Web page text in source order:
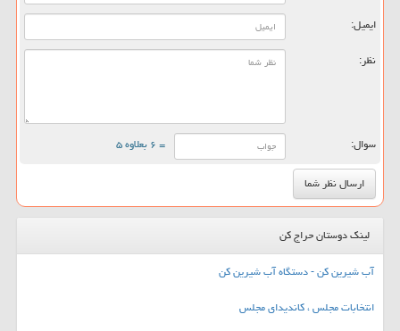
ایمیل:
نظر:
سوال: = ۶ بعلاوه ۵
لینک دوستان حراج کن
آب شیرین کن - دستگاه آب شیرین کن
انتخابات مجلس ، کاندیدای مجلس